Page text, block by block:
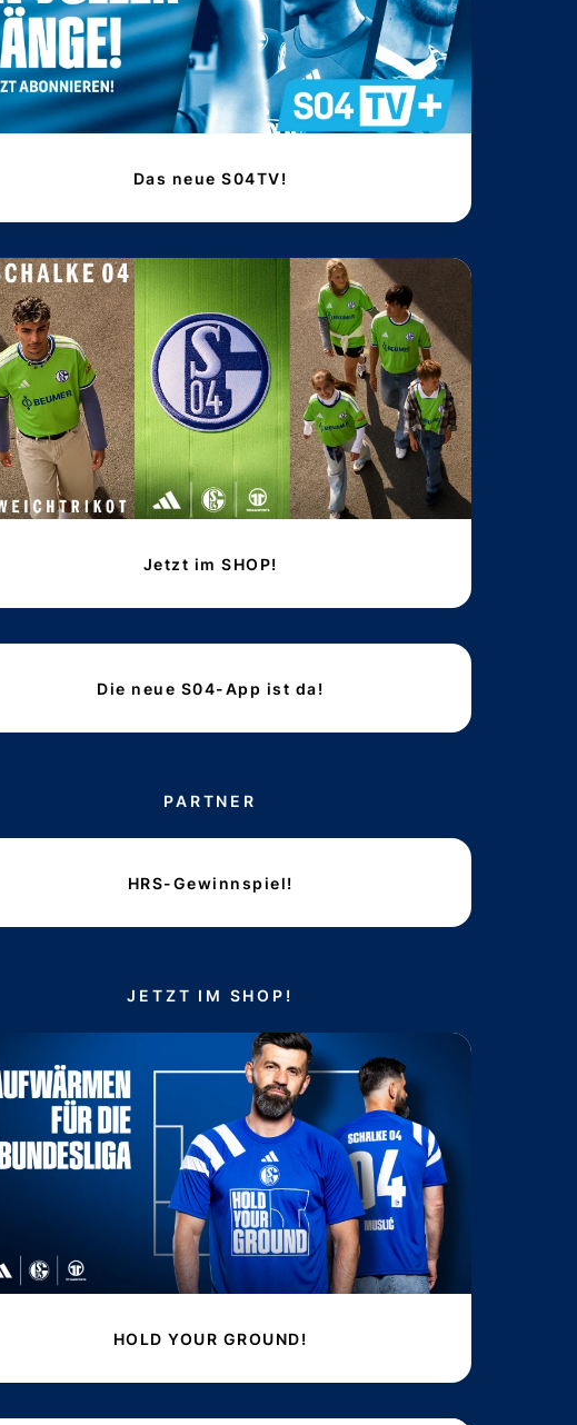
Das neue S04TV!
Jetzt im SHOP!
Die neue S04-App ist da!
PARTNER
HRS-Gewinnspiel!
JETZT IM SHOP!
HOLD YOUR GROUND!